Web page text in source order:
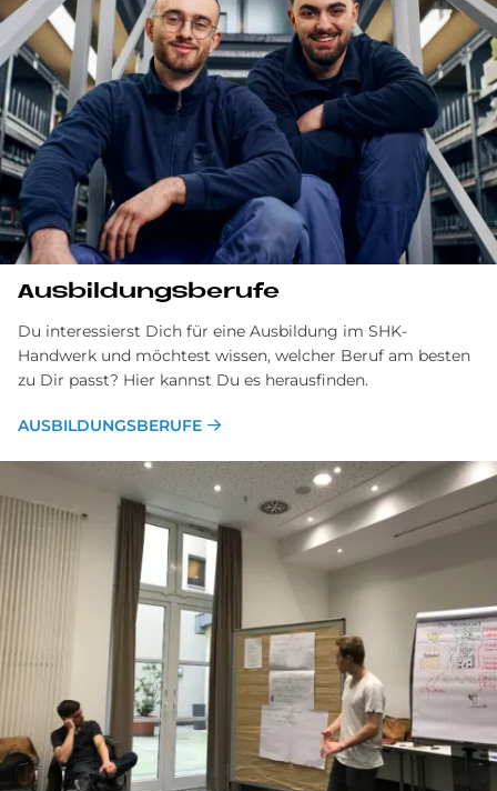
Ausbildungsberufe
Du interessierst Dich für eine Ausbildung im SHK-
Handwerk und möchtest wissen, welcher Beruf am besten
zu Dir passt? Hier kannst Du es herausfinden.
AUSBILDUNGSBERUFE